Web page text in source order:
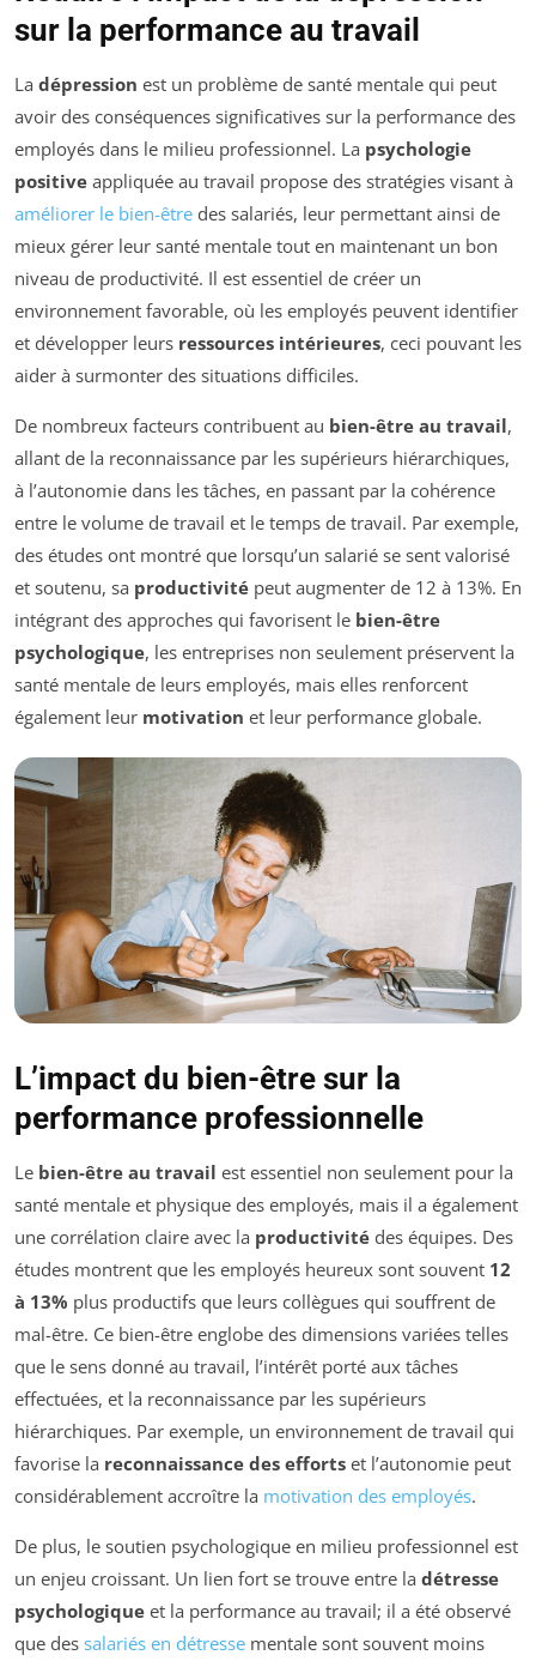
sur la performance au travail
La dépression est un problème de santé mentale qui peut
avoir des conséquences significatives sur la performance des
employés dans le milieu professionnel. La psychologie
positive appliquée au travail propose des stratégies visant à
améliorer le bien-être des salariés, leur permettant ainsi de
mieux gérer leur santé mentale tout en maintenant un bon
niveau de productivité. Il est essentiel de créer un
environnement favorable, où les employés peuvent identifier
et développer leurs ressources intérieures, ceci pouvant les
aider à surmonter des situations difficiles.
De nombreux facteurs contribuent au bien-être au travail,
allant de la reconnaissance par les supérieurs hiérarchiques,
à l’autonomie dans les tâches, en passant par la cohérence
entre le volume de travail et le temps de travail. Par exemple,
des études ont montré que lorsqu’un salarié se sent valorisé
et soutenu, sa productivité peut augmenter de 12 à 13%. En
intégrant des approches qui favorisent le bien-être
psychologique, les entreprises non seulement préservent la
santé mentale de leurs employés, mais elles renforcent
également leur motivation et leur performance globale.
L’impact du bien-être sur la
performance professionnelle
Le bien-être au travail est essentiel non seulement pour la
santé mentale et physique des employés, mais il a également
une corrélation claire avec la productivité des équipes. Des
études montrent que les employés heureux sont souvent 12
à 13% plus productifs que leurs collègues qui souffrent de
mal-être. Ce bien-être englobe des dimensions variées telles
que le sens donné au travail, l’intérêt porté aux tâches
effectuées, et la reconnaissance par les supérieurs
hiérarchiques. Par exemple, un environnement de travail qui
favorise la reconnaissance des efforts et l’autonomie peut
considérablement accroître la motivation des employés.
De plus, le soutien psychologique en milieu professionnel est
un enjeu croissant. Un lien fort se trouve entre la détresse
psychologique et la performance au travail; il a été observé
que des salariés en détresse mentale sont souvent moins